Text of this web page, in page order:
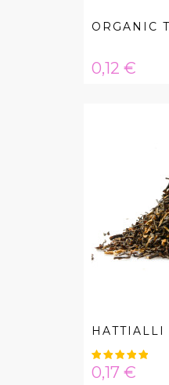
ORGANIC
Hinta
0,12 €
HATTIALLI
Hinta
0,17 €